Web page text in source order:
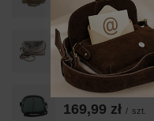
Modna włoska
189,99 zł szt.
Listonoszka
169,99 zł / szt.